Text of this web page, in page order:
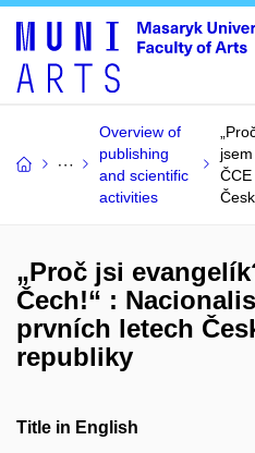
Overview of
publishing
and scientific
activities
„Proč jsi
Čech!“ :
prvních letech
republiky
Title in English